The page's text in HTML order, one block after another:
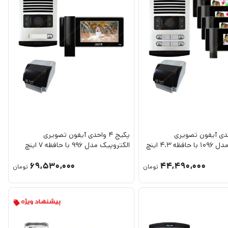
واحدی آیفون تصویری
4.3 اینچ
44,490,000 تومان
پکیج 4 واحدی آیفون تصویری
الکتروپیک مدل 996 با حافظه 7 اینچ
69,530,000 تومان